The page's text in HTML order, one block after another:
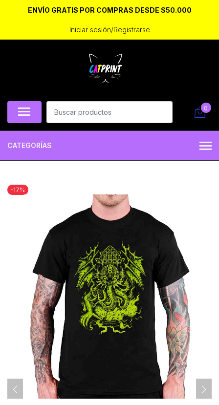
ENVÍO GRATIS POR COMPRAS DESDE $50.000
Iniciar sesión/Registrarse
0
CATEGORÍAS
-17%